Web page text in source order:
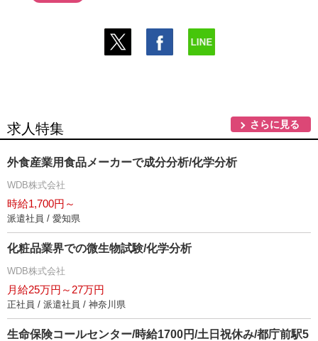
求人特集 さらに見る
外食産業用食品メーカーで成分分析/化学分析
WDB株式会社
時給1,700円～
派遣社員 / 愛知県
化粧品業界での微生物試験/化学分析
WDB株式会社
月給25万円～27万円
正社員 / 派遣社員 / 神奈川県
生命保険コールセンター/時給1700円/土日祝休み/都庁前駅5